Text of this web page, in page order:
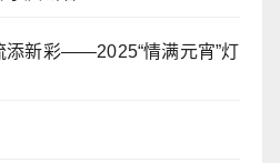
添新彩——2025“情满元宵”灯